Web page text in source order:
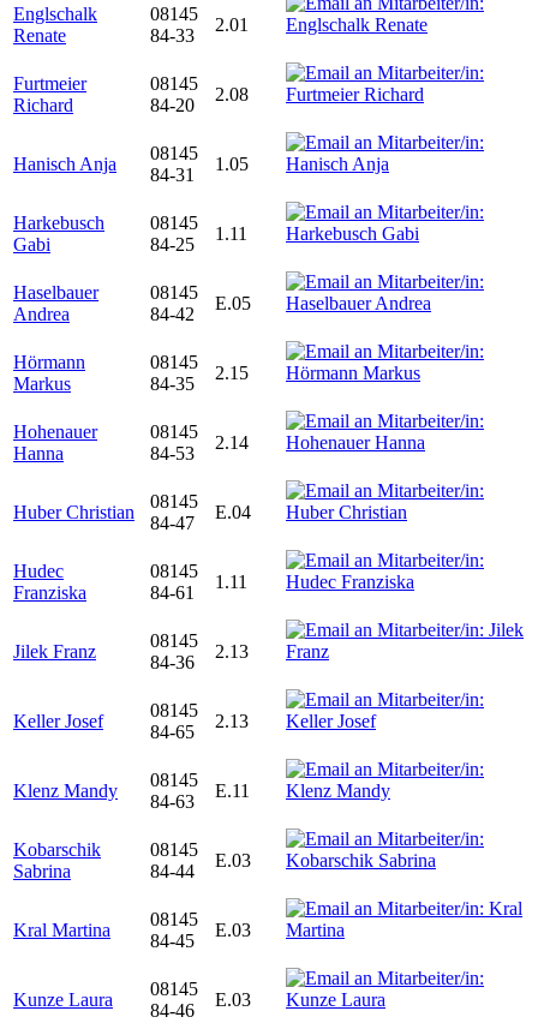
Englschalk
Renate
08145
84-33
2.01
Furtmeier
Richard
08145
84-20
2.08
Hanisch Anja
08145
84-31
1.05
Harkebusch
Gabi
08145
84-25
1.11
Haselbauer
Andrea
08145
84-42
E.05
Hörmann
Markus
08145
84-35
2.15
Hohenauer
Hanna
08145
84-53
2.14
Huber Christian
08145
84-47
E.04
Hudec
Franziska
08145
84-61
1.11
Jilek Franz
08145
84-36
2.13
Keller Josef
08145
84-65
2.13
Klenz Mandy
08145
84-63
E.11
Kobarschik
Sabrina
08145
84-44
E.03
Kral Martina
08145
84-45
E.03
Kunze Laura
08145
84-46
E.03